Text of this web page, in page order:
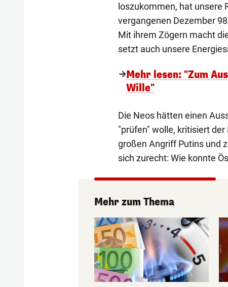
loszukommen, hat unsere
vergangenen Dezember
Mit ihrem Zögern macht
setzt auch unsere
Mehr lesen: "Zum
Wille"
Die Neos hätten einen
"prüfen" wolle, kritisiert
großen Angriff Putins und
sich zurecht: Wie konnte
Mehr zum Thema